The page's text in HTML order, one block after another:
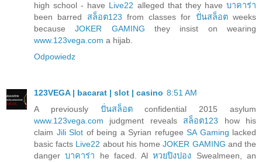
high school - have Live22 alleged that they haveบาคาร่า
been barred สล็อต123 from classes for ปั่นสล็อตweeks
becauseJOKER GAMING they insist on wearing
www.123vega.com a hijab.
Odpowiedz
123VEGA | bacarat | slot | casino 8:51 AM
A previously ปั่นสล็อตconfidential 2015 asylum
www.123vega.com judgment reveals สล็อต123 how his
claim Jili Slot of being a Syrian refugee SA Gaming lacked
basic facts Live22 about his homeJOKER GAMING and the
dangerบาคาร่า he faced. Alหวยปิงปอง Swealmeen, an